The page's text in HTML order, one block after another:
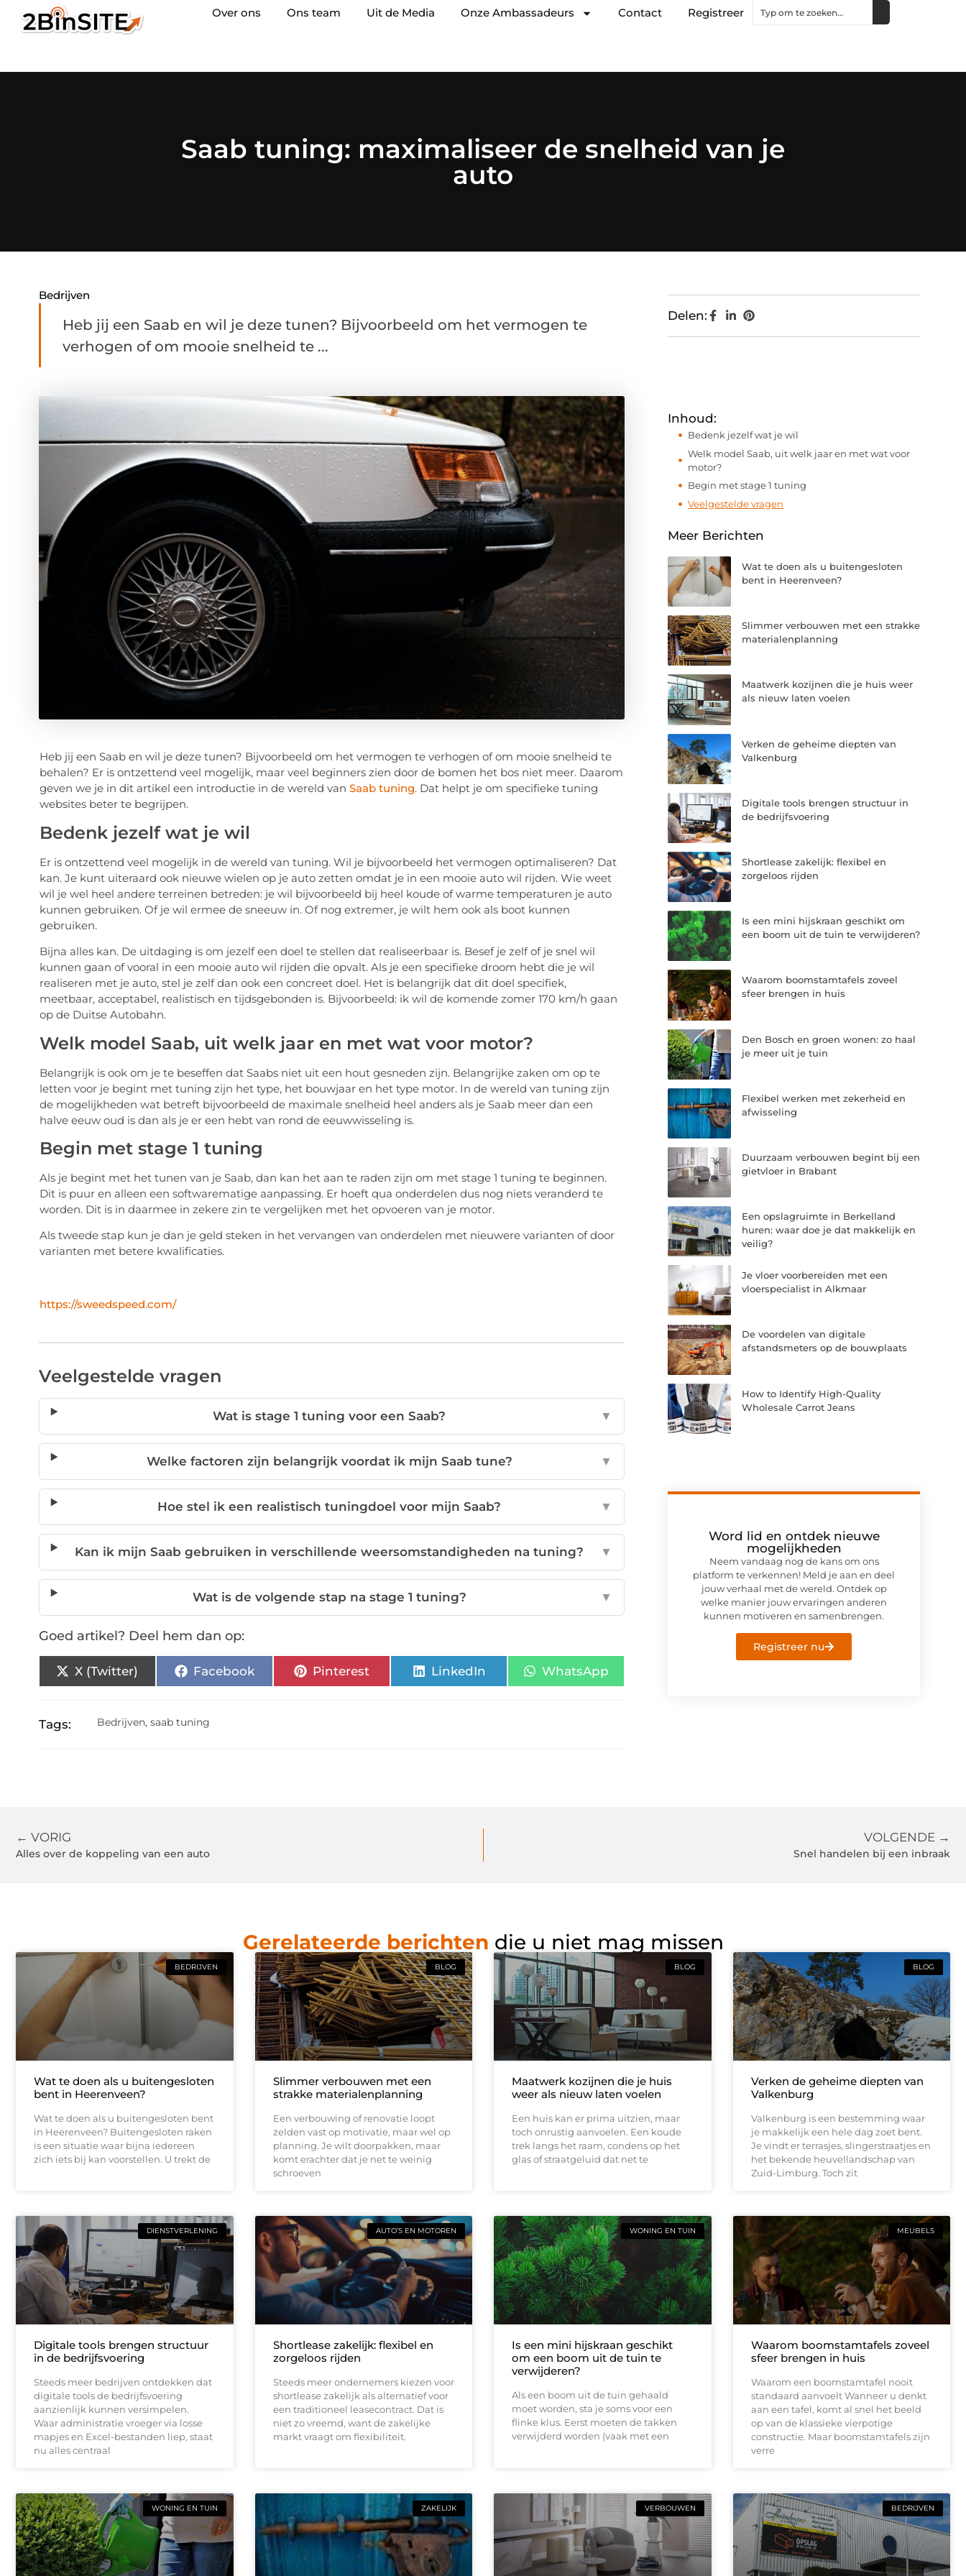
Over ons Ons team Uit de Media Onze Ambassadeurs Contact Registreer
Saab tuning: maximaliseer de snelheid van je
auto
Bedrijven
Heb jij een Saab en wil je deze tunen? Bijvoorbeeld om het vermogen te
verhogen of om mooie snelheid te ...
Heb jij een Saab en wil je deze tunen? Bijvoorbeeld om het vermogen te verhogen of om mooie snelheid te
behalen? Er is ontzettend veel mogelijk, maar veel beginners zien door de bomen het bos niet meer. Daarom
geven we je in dit artikel een introductie in de wereld van Saab tuning. Dat helpt je om specifieke tuning
websites beter te begrijpen.
Bedenk jezelf wat je wil
Er is ontzettend veel mogelijk in de wereld van tuning. Wil je bijvoorbeeld het vermogen optimaliseren? Dat
kan. Je kunt uiteraard ook nieuwe wielen op je auto zetten omdat je in een mooie auto wil rijden. Wie weet
wil je wel heel andere terreinen betreden: je wil bijvoorbeeld bij heel koude of warme temperaturen je auto
kunnen gebruiken. Of je wil ermee de sneeuw in. Of nog extremer, je wilt hem ook als boot kunnen
gebruiken.
Bijna alles kan. De uitdaging is om jezelf een doel te stellen dat realiseerbaar is. Besef je zelf of je snel wil
kunnen gaan of vooral in een mooie auto wil rijden die opvalt. Als je een specifieke droom hebt die je wil
realiseren met je auto, stel je zelf dan ook een concreet doel. Het is belangrijk dat dit doel specifiek,
meetbaar, acceptabel, realistisch en tijdsgebonden is. Bijvoorbeeld: ik wil de komende zomer 170 km/h gaan
op de Duitse Autobahn.
Welk model Saab, uit welk jaar en met wat voor motor?
Belangrijk is ook om je te beseffen dat Saabs niet uit een hout gesneden zijn. Belangrijke zaken om op te
letten voor je begint met tuning zijn het type, het bouwjaar en het type motor. In de wereld van tuning zijn
de mogelijkheden wat betreft bijvoorbeeld de maximale snelheid heel anders als je Saab meer dan een
halve eeuw oud is dan als je er een hebt van rond de eeuwwisseling is.
Begin met stage 1 tuning
Als je begint met het tunen van je Saab, dan kan het aan te raden zijn om met stage 1 tuning te beginnen.
Dit is puur en alleen een softwarematige aanpassing. Er hoeft qua onderdelen dus nog niets veranderd te
worden. Dit is in daarmee in zekere zin te vergelijken met het opvoeren van je motor.
Als tweede stap kun je dan je geld steken in het vervangen van onderdelen met nieuwere varianten of door
varianten met betere kwalificaties.
https://sweedspeed.com/
Veelgestelde vragen
Wat is stage 1 tuning voor een Saab? ▼
Welke factoren zijn belangrijk voordat ik mijn Saab tune? ▼
Hoe stel ik een realistisch tuningdoel voor mijn Saab? ▼
Kan ik mijn Saab gebruiken in verschillende weersomstandigheden na tuning? ▼
Wat is de volgende stap na stage 1 tuning? ▼
Goed artikel? Deel hem dan op:
X (Twitter) Facebook Pinterest LinkedIn WhatsApp
Tags: Bedrijven,saab tuning
Delen:
Inhoud:
Bedenk jezelf wat je wil
Welk model Saab, uit welk jaar en met wat voor
motor?
Begin met stage 1 tuning
Veelgestelde vragen
Meer Berichten
Wat te doen als u buitengesloten
bent in Heerenveen?
Slimmer verbouwen met een strakke
materialenplanning
Maatwerk kozijnen die je huis weer
als nieuw laten voelen
Verken de geheime diepten van
Valkenburg
Digitale tools brengen structuur in
de bedrijfsvoering
Shortlease zakelijk: flexibel en
zorgeloos rijden
Is een mini hijskraan geschikt om
een boom uit de tuin te verwijderen?
Waarom boomstamtafels zoveel
sfeer brengen in huis
Den Bosch en groen wonen: zo haal
je meer uit je tuin
Flexibel werken met zekerheid en
afwisseling
Duurzaam verbouwen begint bij een
gietvloer in Brabant
Een opslagruimte in Berkelland
huren: waar doe je dat makkelijk en
veilig?
Je vloer voorbereiden met een
vloerspecialist in Alkmaar
De voordelen van digitale
afstandsmeters op de bouwplaats
How to Identify High-Quality
Wholesale Carrot Jeans
Word lid en ontdek nieuwe
mogelijkheden
Neem vandaag nog de kans om ons
platform te verkennen! Meld je aan en deel
jouw verhaal met de wereld. Ontdek op
welke manier jouw ervaringen anderen
kunnen motiveren en samenbrengen.
Registreer nu
← VORIG
Alles over de koppeling van een auto
VOLGENDE →
Snel handelen bij een inbraak
Gerelateerde berichten die u niet mag missen
BEDRIJVEN
Wat te doen als u buitengesloten
bent in Heerenveen?
Wat te doen als u buitengesloten bent
in Heerenveen? Buitengesloten raken
is een situatie waar bijna iedereen
zich iets bij kan voorstellen. U trekt de
BLOG
Slimmer verbouwen met een
strakke materialenplanning
Een verbouwing of renovatie loopt
zelden vast op motivatie, maar wel op
planning. Je wilt doorpakken, maar
komt erachter dat je net te weinig
schroeven
BLOG
Maatwerk kozijnen die je huis
weer als nieuw laten voelen
Een huis kan er prima uitzien, maar
toch onrustig aanvoelen. Een koude
trek langs het raam, condens op het
glas of straatgeluid dat net te
BLOG
Verken de geheime diepten van
Valkenburg
Valkenburg is een bestemming waar
je makkelijk een hele dag zoet bent.
Je vindt er terrasjes, slingerstraatjes en
het bekende heuvellandschap van
Zuid-Limburg. Toch zit
DIENSTVERLENING
Digitale tools brengen structuur
in de bedrijfsvoering
Steeds meer bedrijven ontdekken dat
digitale tools de bedrijfsvoering
aanzienlijk kunnen versimpelen.
Waar administratie vroeger via losse
mapjes en Excel-bestanden liep, staat
nu alles centraal
AUTO’S EN MOTOREN
Shortlease zakelijk: flexibel en
zorgeloos rijden
Steeds meer ondernemers kiezen voor
shortlease zakelijk als alternatief voor
een traditioneel leasecontract. Dat is
niet zo vreemd, want de zakelijke
markt vraagt om flexibiliteit.
WONING EN TUIN
Is een mini hijskraan geschikt
om een boom uit de tuin te
verwijderen?
Als een boom uit de tuin gehaald
moet worden, sta je soms voor een
flinke klus. Eerst moeten de takken
verwijderd worden (vaak met een
MEUBELS
Waarom boomstamtafels zoveel
sfeer brengen in huis
Waarom een boomstamtafel nooit
standaard aanvoelt Wanneer u denkt
aan een tafel, komt al snel het beeld
op van de klassieke vierpotige
constructie. Maar boomstamtafels zijn
verre
WONING EN TUIN ZAKELIJK VERBOUWEN BEDRIJVEN